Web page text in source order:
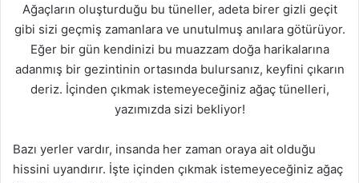
Ağaçların oluşturduğu bu tüneller, adeta birer gizli geçit
gibi sizi geçmiş zamanlara ve unutulmuş anılara götürüyor.
Eğer bir gün kendinizi bu muazzam doğa harikalarına
adanmış bir gezintinin ortasında bulursanız, keyfini çıkarın
deriz. İçinden çıkmak istemeyeceğiniz ağaç tünelleri,
yazımızda sizi bekliyor!
Bazı yerler vardır, insanda her zaman oraya ait olduğu
hissini uyandırır. İşte içinden çıkmak istemeyeceğiniz ağaç